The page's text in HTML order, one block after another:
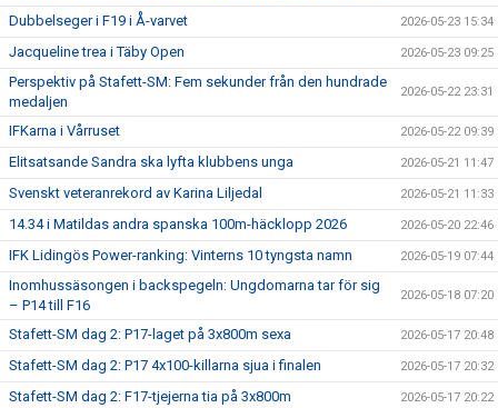
Dubbelseger i F19 i Å-varvet 2026-05-23 15:34
Jacqueline trea i Täby Open 2026-05-23 09:25
Perspektiv på Stafett-SM: Fem sekunder från den hundrade
medaljen
2026-05-22 23:31
IFKarna i Vårruset 2026-05-22 09:39
Elitsatsande Sandra ska lyfta klubbens unga 2026-05-21 11:47
Svenskt veteranrekord av Karina Liljedal 2026-05-21 11:33
14.34 i Matildas andra spanska 100m-häcklopp 2026 2026-05-20 22:46
IFK Lidingös Power-ranking: Vinterns 10 tyngsta namn 2026-05-19 07:44
Inomhussäsongen i backspegeln: Ungdomarna tar för sig
– P14 till F16
2026-05-18 07:20
Stafett-SM dag 2: P17-laget på 3x800m sexa 2026-05-17 20:48
Stafett-SM dag 2: P17 4x100-killarna sjua i finalen 2026-05-17 20:32
Stafett-SM dag 2: F17-tjejerna tia på 3x800m 2026-05-17 20:22